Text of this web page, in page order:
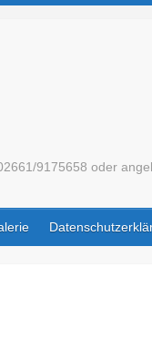
9175658 oder